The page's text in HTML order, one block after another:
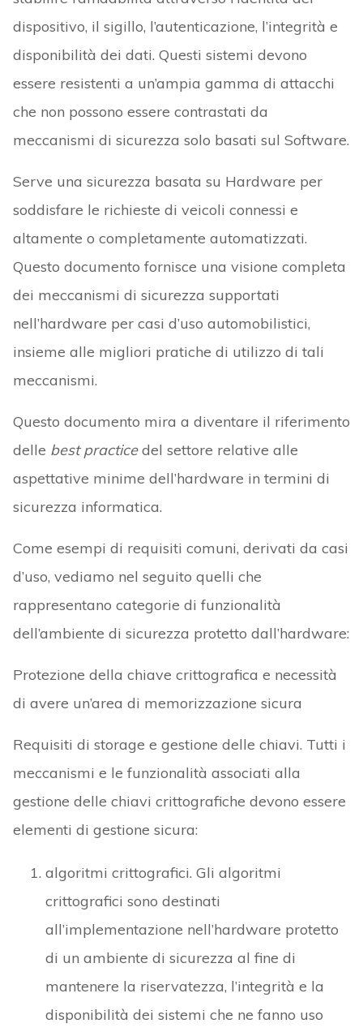
dispositivo, il sigillo, l’autenticazione, l’integrità e
disponibilità dei dati. Questi sistemi devono
essere resistenti a un’ampia gamma di attacchi
che non possono essere contrastati da
meccanismi di sicurezza solo basati sul Software.
Serve una sicurezza basata su Hardware per
soddisfare le richieste di veicoli connessi e
altamente o completamente automatizzati.
Questo documento fornisce una visione completa
dei meccanismi di sicurezza supportati
nell’hardware per casi d’uso automobilistici,
insieme alle migliori pratiche di utilizzo di tali
meccanismi.
Questo documento mira a diventare il riferimento
delle best practicedel settore relative alle
aspettative minime dell’hardware in termini di
sicurezza informatica.
Come esempi di requisiti comuni, derivati da casi
d’uso, vediamo nel seguito quelli che
rappresentano categorie di funzionalità
dell’ambiente di sicurezza protetto dall’hardware:
Protezione della chiave crittografica e necessità
di avere un’area di memorizzazione sicura
Requisiti di storage e gestione delle chiavi. Tutti i
meccanismi e le funzionalità associati alla
gestione delle chiavi crittografiche devono essere
elementi di gestione sicura:
algoritmi crittografici. Gli algoritmi
crittografici sono destinati
all’implementazione nell’hardware protetto
di un ambiente di sicurezza al fine di
mantenere la riservatezza, l’integrità e la
disponibilità dei sistemi che ne fanno uso